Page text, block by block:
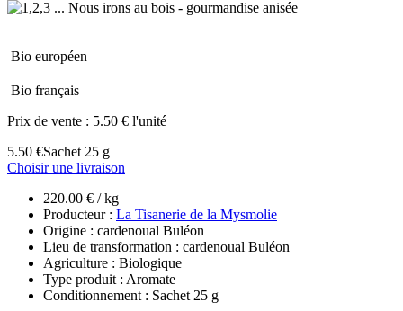
Bio européen
Bio français
Prix de vente : 5.50 € l'unité
5.50 €Sachet 25 g
Choisir une livraison
220.00 € / kg
Producteur : La Tisanerie de la Mysmolie
Origine : cardenoual Buléon
Lieu de transformation : cardenoual Buléon
Agriculture : Biologique
Type produit : Aromate
Conditionnement : Sachet 25 g